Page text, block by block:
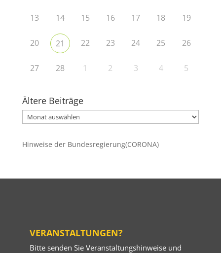
13 14 15 16 17 18 19
20 21 22 23 24 25 26
27 28 1 2 3 4 5
Ältere Beiträge
Ältere
Beiträge
Hinweise der Bundesregierung(CORONA)
VERANSTALTUNGEN?
Bitte senden Sie Veranstaltungshinweise und